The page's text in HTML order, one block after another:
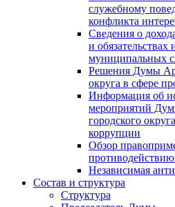
служебному
конфликта
Сведения о
и
муниципальных
Решения Думы
округа в сфере
Информация об
мероприятий
городского
коррупции
Обзор
Независимая
Состав и структура
Структура